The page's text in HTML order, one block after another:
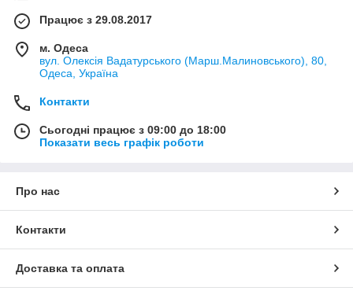
Працює з 29.08.2017
м. Одеса
вул. Олексія Вадатурського (Марш.Малиновського), 80,
Одеса, Україна
Контакти
Сьогодні працює з 09:00 до 18:00
Показати весь графік роботи
Про нас
Контакти
Доставка та оплата